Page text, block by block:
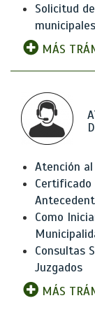
Solicitud
municipales
MÁS
Atención
Certificado
Como
Consultas
Juzgados
MÁS